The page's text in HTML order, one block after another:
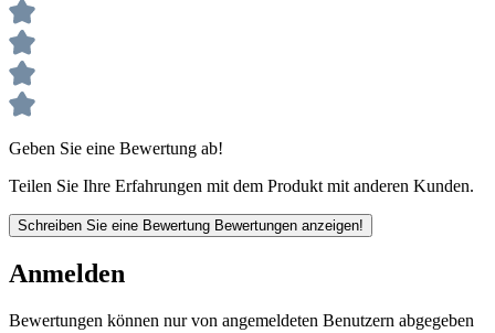
Geben Sie eine Bewertung ab!
Teilen Sie Ihre Erfahrungen mit dem Produkt mit anderen Kunden.
Schreiben Sie eine Bewertung Bewertungen anzeigen!
Anmelden
Bewertungen können nur von angemeldeten Benutzern abgegeben